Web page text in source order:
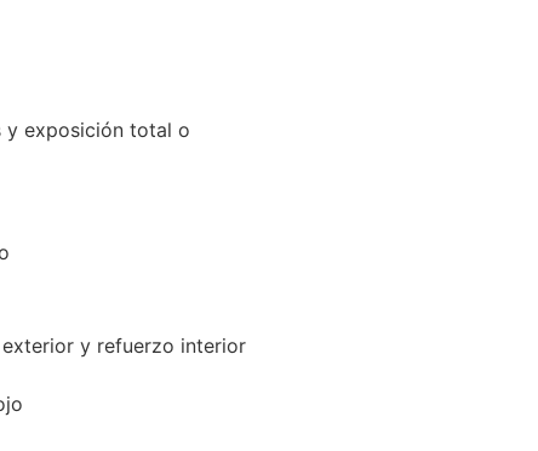
y exposición total o
y refuerzo interior